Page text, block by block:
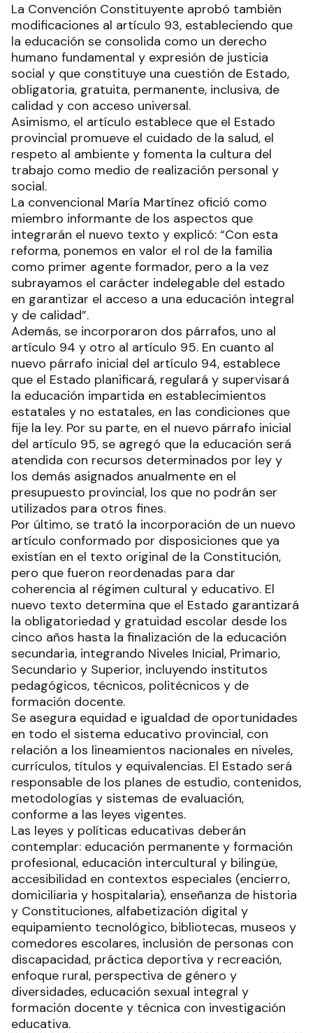
La Convención Constituyente aprobó también
modificaciones al artículo 93, estableciendo que
la educación se consolida como un derecho
humano fundamental y expresión de justicia
social y que constituye una cuestión de Estado,
obligatoria, gratuita, permanente, inclusiva, de
calidad y con acceso universal.
Asimismo, el artículo establece que el Estado
provincial promueve el cuidado de la salud, el
respeto al ambiente y fomenta la cultura del
trabajo como medio de realización personal y
social.
La convencional María Martínez ofició como
miembro informante de los aspectos que
integrarán el nuevo texto y explicó: “Con esta
reforma, ponemos en valor el rol de la familia
como primer agente formador, pero a la vez
subrayamos el carácter indelegable del estado
en garantizar el acceso a una educación integral
y de calidad”.
Además, se incorporaron dos párrafos, uno al
artículo 94 y otro al artículo 95. En cuanto al
nuevo párrafo inicial del artículo 94, establece
que el Estado planificará, regulará y supervisará
la educación impartida en establecimientos
estatales y no estatales, en las condiciones que
fije la ley. Por su parte, en el nuevo párrafo inicial
del artículo 95, se agregó que la educación será
atendida con recursos determinados por ley y
los demás asignados anualmente en el
presupuesto provincial, los que no podrán ser
utilizados para otros fines.
Por último, se trató la incorporación de un nuevo
artículo conformado por disposiciones que ya
existían en el texto original de la Constitución,
pero que fueron reordenadas para dar
coherencia al régimen cultural y educativo. El
nuevo texto determina que el Estado garantizará
la obligatoriedad y gratuidad escolar desde los
cinco años hasta la finalización de la educación
secundaria, integrando Niveles Inicial, Primario,
Secundario y Superior, incluyendo institutos
pedagógicos, técnicos, politécnicos y de
formación docente.
Se asegura equidad e igualdad de oportunidades
en todo el sistema educativo provincial, con
relación a los lineamientos nacionales en niveles,
currículos, títulos y equivalencias. El Estado será
responsable de los planes de estudio, contenidos,
metodologías y sistemas de evaluación,
conforme a las leyes vigentes.
Las leyes y políticas educativas deberán
contemplar: educación permanente y formación
profesional, educación intercultural y bilingüe,
accesibilidad en contextos especiales (encierro,
domiciliaria y hospitalaria), enseñanza de historia
y Constituciones, alfabetización digital y
equipamiento tecnológico, bibliotecas, museos y
comedores escolares, inclusión de personas con
discapacidad, práctica deportiva y recreación,
enfoque rural, perspectiva de género y
diversidades, educación sexual integral y
formación docente y técnica con investigación
educativa.